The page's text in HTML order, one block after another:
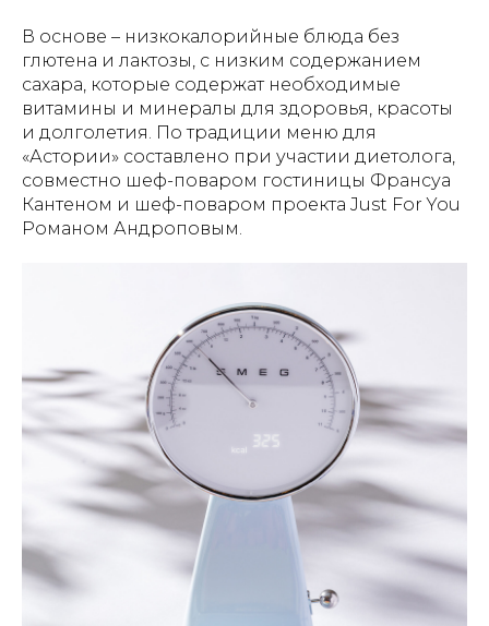
В основе – низкокалорийные блюда без
глютена и лактозы, с низким содержанием
сахара, которые содержат необходимые
витамины и минералы для здоровья, красоты
и долголетия. По традиции меню для
«Астории» составлено при участии диетолога,
совместно шеф-поваром гостиницы Франсуа
Кантеном и шеф-поваром проекта Just For You
Романом Андроповым.